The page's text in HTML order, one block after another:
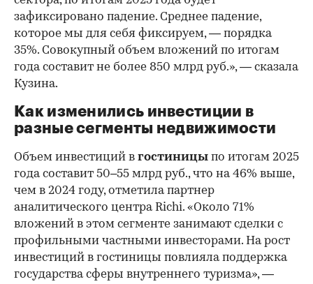
зафиксировано падение. Среднее падение,
которое мы для себя фиксируем, — порядка
35%. Совокупный объем вложений по итогам
года составит не более 850 млрд руб.», — сказала
Кузина.
Как изменились инвестиции в
разные сегменты недвижимости
Объем инвестиций в гостиницы по итогам 2025
года составит 50–55 млрд руб., что на 46% выше,
чем в 2024 году, отметила партнер
аналитического центра Richi. «Около 71%
вложений в этом сегменте занимают сделки с
профильными частными инвесторами. На рост
инвестиций в гостиницы повлияла поддержка
государства сферы внутреннего туризма», —